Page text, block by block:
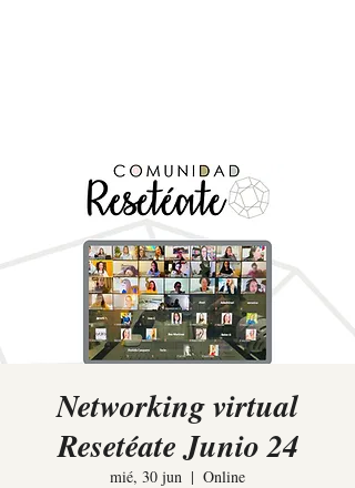
Networking virtual
Resetéate Junio 24
mié, 30 jun
  |
Online